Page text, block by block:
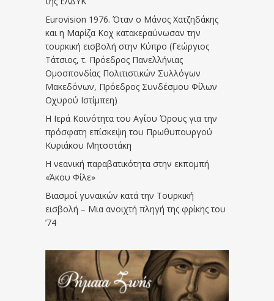
Eurovision 1976. Όταν ο Μάνος Χατζηδάκης
και η Μαρίζα Κοχ κατακεραύνωσαν την
τουρκική εισβολή στην Κύπρο (Γεώργιος
Τάτσιος, τ. Πρόεδρος Πανελλήνιας
Ομοσπονδίας Πολιτιστικών Συλλόγων
Μακεδόνων, Πρόεδρος Συνδέσμου Φίλων
Οχυρού Ιστίμπεη)
Η Ιερά Κοινότητα του Αγίου Όρους για την
πρόσφατη επίσκεψη του Πρωθυπουργού
Κυριάκου Μητσοτάκη
Η νεανική παραβατικότητα στην εκπομπή
«Άκου Φίλε»
Βιασμοί γυναικών κατά την Τουρκική
εισβολή – Μια ανοιχτή πληγή της φρίκης του
’74